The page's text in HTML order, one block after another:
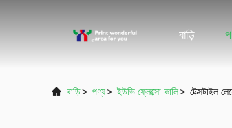
বাড়ি
বাড়ি> পণ্য> ইউভি ফ্লেক্সো কালি> টেক্সটাইল